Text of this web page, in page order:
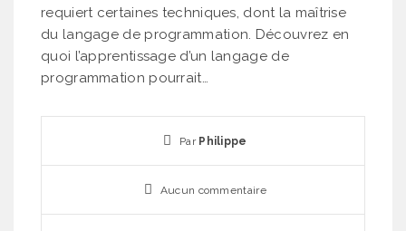
requiert certaines techniques, dont la maîtrise
du langage de programmation. Découvrez en
quoi l’apprentissage d’un langage de
programmation pourrait…
Par Philippe
Aucun commentaire